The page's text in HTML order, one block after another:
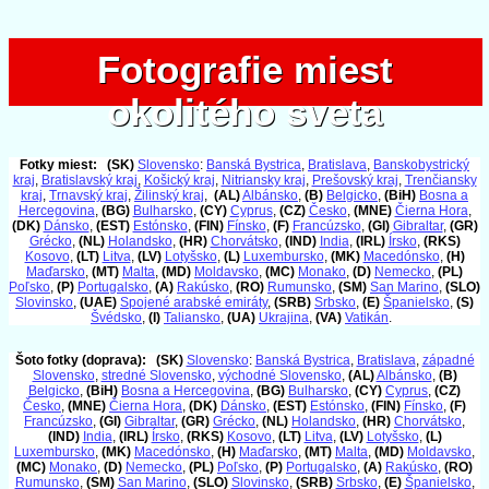
Fotografie miest
okolitého sveta
Fotografie miest
okolitého sveta
Fotky miest: (SK) Slovensko: Banská Bystrica, Bratislava, Banskobystrický
kraj, Bratislavský kraj, Košický kraj, Nitriansky kraj, Prešovský kraj, Trenčiansky
kraj, Trnavský kraj, Žilinský kraj, (AL)Albánsko, (B) Belgicko, (BiH) Bosna a
Hercegovina, (BG) Bulharsko, (CY) Cyprus, (CZ) Česko, (MNE) Čierna Hora,
(DK) Dánsko, (EST) Estónsko, (FIN) Fínsko, (F) Francúzsko, (GI) Gibraltar, (GR)
Grécko, (NL) Holandsko, (HR) Chorvátsko, (IND) India, (IRL) Írsko, (RKS)
Kosovo, (LT) Litva, (LV) Lotyšsko, (L) Luxembursko, (MK) Macedónsko, (H)
Maďarsko, (MT) Malta, (MD) Moldavsko, (MC) Monako, (D) Nemecko, (PL)
Poľsko, (P) Portugalsko, (A) Rakúsko, (RO) Rumunsko, (SM) San Marino, (SLO)
Slovinsko, (UAE) Spojené arabské emiráty, (SRB) Srbsko, (E) Španielsko, (S)
Švédsko, (I) Taliansko, (UA) Ukrajina, (VA) Vatikán.
Šoto fotky (doprava): (SK) Slovensko: Banská Bystrica, Bratislava, západné
Slovensko, stredné Slovensko, východné Slovensko, (AL)Albánsko, (B)
Belgicko, (BiH) Bosna a Hercegovina, (BG) Bulharsko, (CY) Cyprus, (CZ)
Česko, (MNE) Čierna Hora, (DK) Dánsko, (EST) Estónsko, (FIN) Fínsko, (F)
Francúzsko, (GI) Gibraltar, (GR) Grécko, (NL) Holandsko, (HR) Chorvátsko,
(IND) India, (IRL) Írsko, (RKS) Kosovo, (LT) Litva, (LV) Lotyšsko, (L)
Luxembursko, (MK) Macedónsko, (H) Maďarsko, (MT) Malta, (MD) Moldavsko,
(MC) Monako, (D) Nemecko, (PL) Poľsko, (P) Portugalsko, (A) Rakúsko, (RO)
Rumunsko, (SM) San Marino, (SLO) Slovinsko, (SRB) Srbsko, (E) Španielsko,